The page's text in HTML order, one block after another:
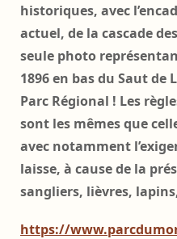
historiques, avec
actuel, de la cascade
seule photo
1896 en bas du Saut
Parc Régional ! Les
sont les mêmes que
avec notamment
laisse, à cause de la
sangliers, lièvres,
https://